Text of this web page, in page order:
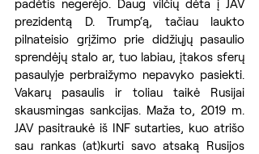
padėtis negerėjo. Daug vilčių dėta į JAV
prezidentą D. Trump‘ą, tačiau laukto
pilnateisio grįžimo prie didžiųjų pasaulio
sprendėjų stalo ar, tuo labiau, įtakos sferų
pasaulyje perbraižymo nepavyko pasiekti.
Vakarų pasaulis ir toliau taikė Rusijai
skausmingas sankcijas. Maža to, 2019 m.
JAV pasitraukė iš INF sutarties, kuo atrišo
sau rankas (at)kurti savo atsaką Rusijos